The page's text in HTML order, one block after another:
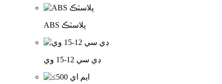
ABS پلاسٽڪ
ڊي سي 12-15 وي